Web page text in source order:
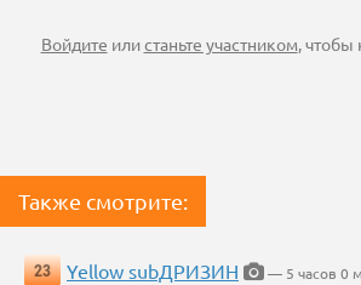
Войдите илистаньте участником, чтобы
Также смотрите:
23 Yellow subДРИЗИН
— 5 часов 0